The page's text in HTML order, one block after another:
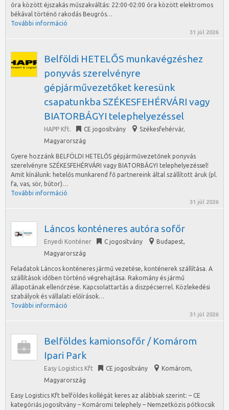
óra között éjszakás műszakváltás: 22:00-02:00 óra között elektromos
békával történő rakodás Beugrós…
További információ
31 júl 2026
Belföldi HETELŐS munkavégzéshez
ponyvás szerelvényre
gépjárművezetőket keresünk
csapatunkba SZÉKESFEHÉRVÁRI vagy
BIATORBÁGYI telephelyezéssel
HAPP Kft. CE jogosítvány Székesfehérvár,
Magyarország
Gyere hozzánk BELFÖLDI HETELŐS gépjárművezetőnek ponyvás
szerelvényre SZÉKESFEHÉRVÁRI vagy BIATORBÁGYI telephelyezéssel!
Amit kínálunk: hetelős munkarend fő partnereink által szállított áruk (pl.
fa, vas, sör, bútor)…
További információ
31 júl 2026
Láncos konténeres autóra sofőr
Enyedi Konténer C jogosítvány Budapest,
Magyarország
Feladatok Láncos konténeres jármű vezetése, konténerek szállítása. A
szállítások időben történő végrehajtása. Rakomány és jármű
állapotának ellenőrzése. Kapcsolattartás a diszpécserrel. Közlekedési
szabályok és vállalati előírások…
További információ
31 júl 2026
Belföldes kamionsofőr / Komárom
Ipari Park
Easy Logistics Kft CE jogosítvány Komárom,
Magyarország
Easy Logistics Kft belföldes kollégát keres az alábbiak szerint: – CE
kategóriás jogosítvány – Komáromi telephely – Nemzetközis pótkocsik